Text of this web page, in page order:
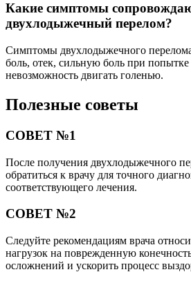
Какие симптомы
двухлодыжечный перелом?
Симптомы двухлодыжечного
боль, отек, сильную боль при попытке
невозможность двигать голенью.
Полезные советы
СОВЕТ №1
После получения двухлодыжечного
обратиться к врачу для точного
соответствующего лечения.
СОВЕТ №2
Следуйте рекомендациям врача
нагрузок на поврежденную
осложнений и ускорить процесс